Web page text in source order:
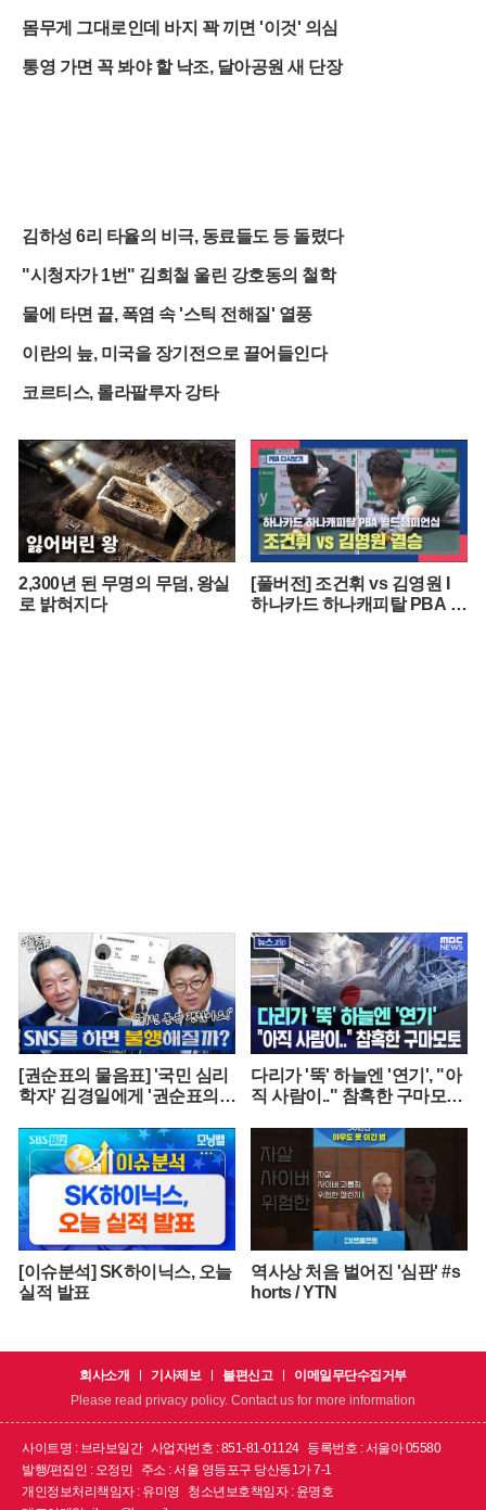
몸무게 그대로인데 바지 꽉 끼면 '이것' 의심
통영 가면 꼭 봐야 할 낙조, 달아공원 새 단장
김하성 6리 타율의 비극, 동료들도 등 돌렸다
"시청자가 1번" 김희철 울린 강호동의 철학
물에 타면 끝, 폭염 속 '스틱 전해질' 열풍
이란의 늪, 미국을 장기전으로 끌어들인다
코르티스, 롤라팔루자 강타
2,300년 된 무명의 무덤, 왕실
로 밝혀지다
[풀버전] 조건휘 vs 김영원 I
하나카드 하나캐피탈 PBA 월
[권순표의 물음표] '국민 심리
학자' 김경일에게 '권순표의
다리가 '뚝' 하늘엔 '연기', "아
직 사람이.." 참혹한 구마모토
[이슈분석] SK하이닉스, 오늘
실적 발표
역사상 처음 벌어진 '심판' #s
horts / YTN
회사소개 기사제보 불편신고
이메일무단수집거부
Please read privacy policy. Contact us for more information
사이트명 : 브라보일간 사업자번호 : 851-81-01124
등록번호 : 서울아 05580
발행/편집인 : 오정민
주소 : 서울 영등포구 당산동1가 7-1
개인정보처리책임자 : 유미영
청소년보호책임자 : 윤명호